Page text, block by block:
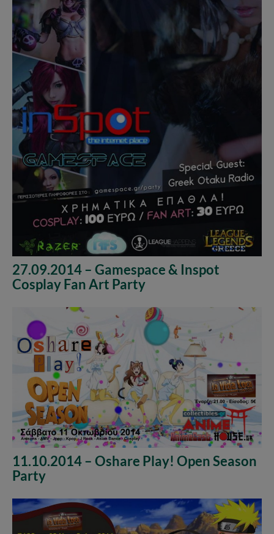
27.09.2014 – Gamespace & Inspot
Cosplay Fan Art Party
11.10.2014 – Oshare Play! Open Season
Party